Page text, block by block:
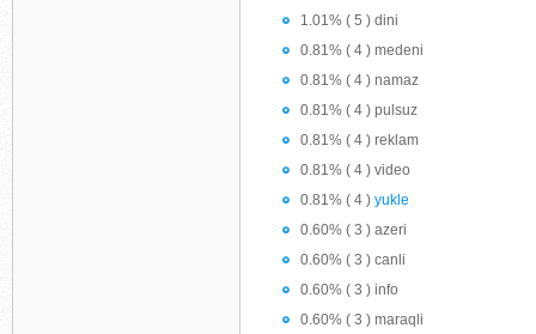
1.01% ( 5 ) dini
0.81% ( 4 ) medeni
0.81% ( 4 ) namaz
0.81% ( 4 ) pulsuz
0.81% ( 4 ) reklam
0.81% ( 4 ) video
0.81% ( 4 ) yukle
0.60% ( 3 ) azeri
0.60% ( 3 ) canli
0.60% ( 3 ) info
0.60% ( 3 ) maraqli